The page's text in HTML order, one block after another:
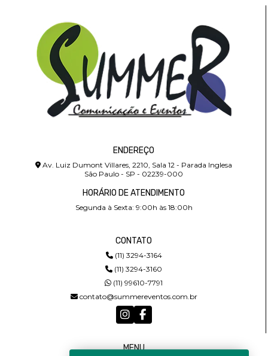
ENDEREÇO
Av. Luiz Dumont Villares, 2210, Sala 12 - Parada Inglesa
São Paulo - SP - 02239-000
HORÁRIO DE ATENDIMENTO
Segunda à Sexta: 9:00h às 18:00h
CONTATO
(11) 3294-3164
(11) 3294-3160
(11) 99610-7791
contato@summereventos.com.br
MENU